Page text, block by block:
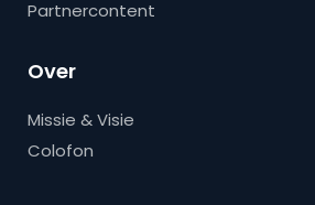
Partnercontent
Over
Missie & Visie
Colofon